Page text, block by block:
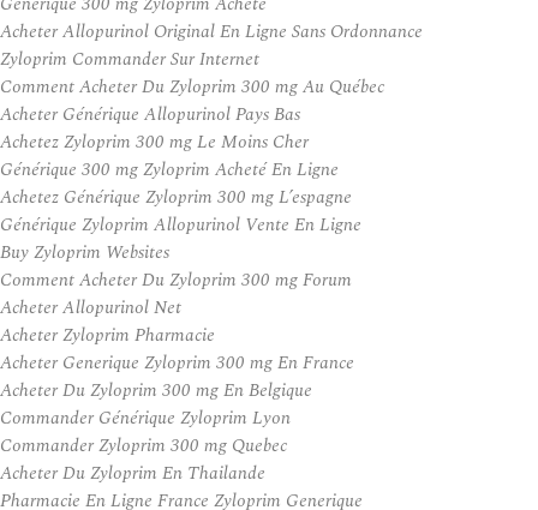
Acheter Allopurinol Original En Ligne Sans Ordonnance
Zyloprim Commander Sur Internet
Comment Acheter Du Zyloprim 300 mg Au Québec
Acheter Générique Allopurinol Pays Bas
Achetez Zyloprim 300 mg Le Moins Cher
Générique 300 mg Zyloprim Acheté En Ligne
Achetez Générique Zyloprim 300 mg L’espagne
Générique Zyloprim Allopurinol Vente En Ligne
Buy Zyloprim Websites
Comment Acheter Du Zyloprim 300 mg Forum
Acheter Allopurinol Net
Acheter Zyloprim Pharmacie
Acheter Generique Zyloprim 300 mg En France
Acheter Du Zyloprim 300 mg En Belgique
Commander Générique Zyloprim Lyon
Commander Zyloprim 300 mg Quebec
Acheter Du Zyloprim En Thailande
Pharmacie En Ligne France Zyloprim Generique